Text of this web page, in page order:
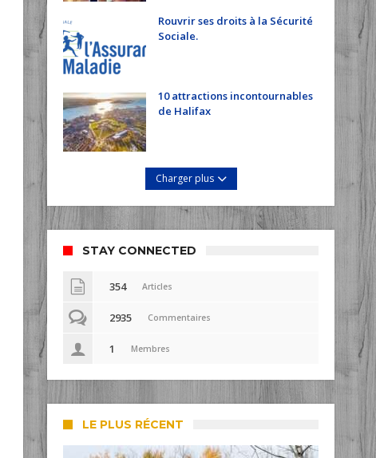
Rouvrir ses droits à la Sécurité
Sociale.
10 attractions incontournables
de Halifax
Charger plus
STAY CONNECTED
354 Articles
2935 Commentaires
1 Membres
LE PLUS RÉCENT